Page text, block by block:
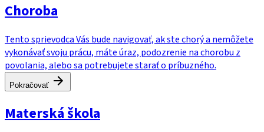
Choroba
Tento sprievodca Vás bude navigovať, ak ste chorý a nemôžete
vykonávať svoju prácu, máte úraz, podozrenie na chorobu z
povolania, alebo sa potrebujete starať o príbuzného.
Pokračovať
Materská škola